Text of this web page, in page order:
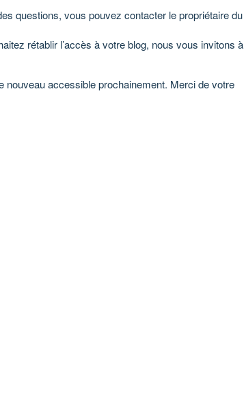
questions, vous pouvez contacter le propriétaire du
rétablir l’accès à votre blog, nous vous invitons à
nouveau accessible prochainement. Merci de votre